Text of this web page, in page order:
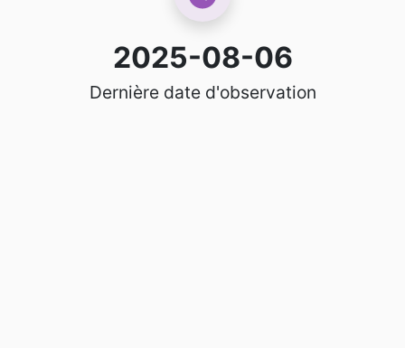
2025-08-06
Dernière date d'observation